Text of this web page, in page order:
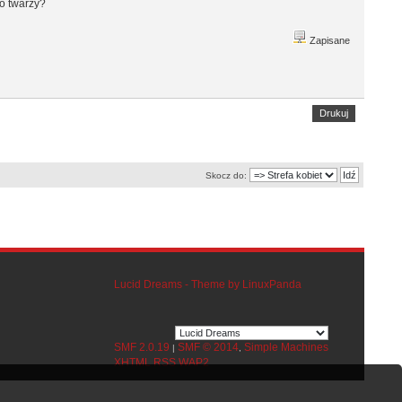
twarzy?
Zapisane
Drukuj
Skocz do:
Lucid Dreams - Theme by LinuxPanda
SMF 2.0.19 SMF © 2014, Simple Machines
XHTML RSS WAP2